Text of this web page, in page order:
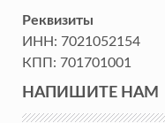
Реквизиты
ИНН: 7021052154
КПП: 701701001
НАПИШИТЕ НАМ